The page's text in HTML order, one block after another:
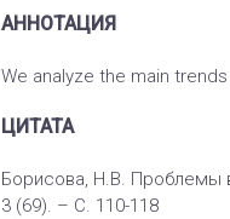
АННОТАЦИЯ
We analyze the main
ЦИТАТА
Борисова, Н.В. Проблемы
3 (69). – С. 110-118